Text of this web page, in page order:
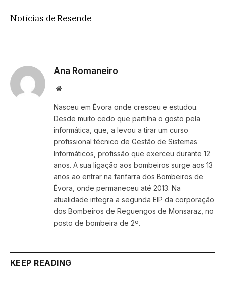
Notícias de Resende
Ana Romaneiro
Website
Nasceu em Évora onde cresceu e estudou.
Desde muito cedo que partilha o gosto pela
informática, que, a levou a tirar um curso
profissional técnico de Gestão de Sistemas
Informáticos, profissão que exerceu durante 12
anos. A sua ligação aos bombeiros surge aos 13
anos ao entrar na fanfarra dos Bombeiros de
Évora, onde permaneceu até 2013. Na
atualidade integra a segunda EIP da corporação
dos Bombeiros de Reguengos de Monsaraz, no
posto de bombeira de 2º.
KEEP READING